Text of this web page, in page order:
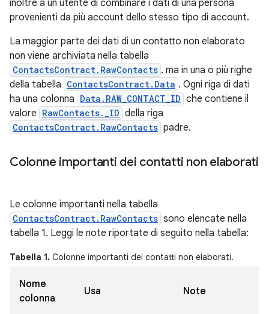
inoltre a un utente di combinare i dati di una persona
provenienti da più account dello stesso tipo di account.
La maggior parte dei dati di un contatto non elaborato
non viene archiviata nella tabella
ContactsContract.RawContacts . ma in una o più righe
della tabella ContactsContract.Data . Ogni riga di dati
ha una colonna Data.RAW_CONTACT_ID che contiene il
valore RawContacts._ID della riga
ContactsContract.RawContacts padre.
Colonne importanti dei contatti non elaborati
Le colonne importanti nella tabella
ContactsContract.RawContacts sono elencate nella
tabella 1. Leggi le note riportate di seguito nella tabella:
Tabella 1. Colonne importanti dei contatti non elaborati.
Nome
colonna
Usa Note